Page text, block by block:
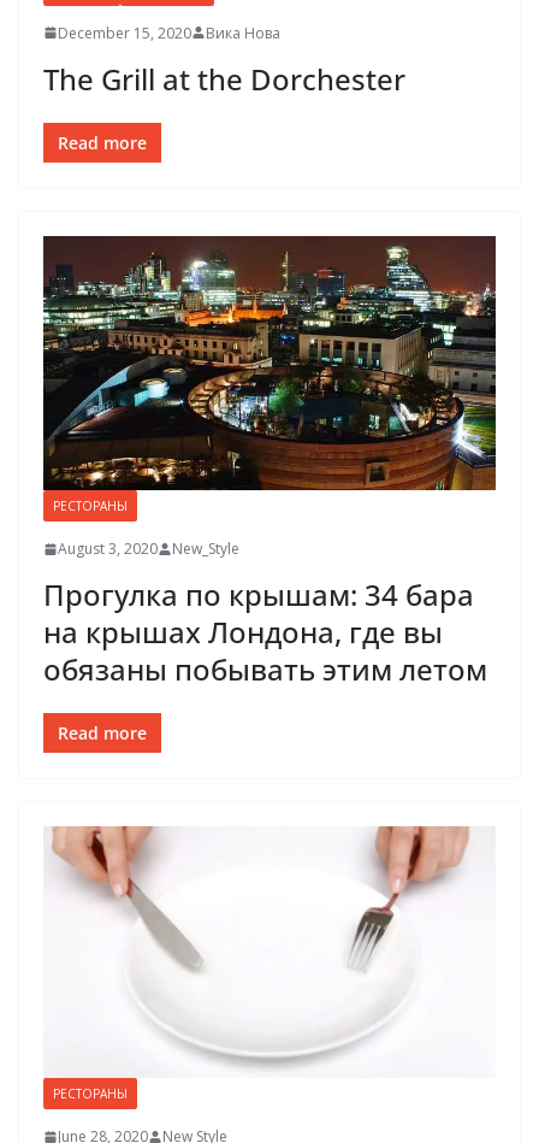
December 15, 2020 Вика Нова
The Grill at the Dorchester
Read more
РЕСТОРАНЫ
August 3, 2020 New_Style
Прогулка по крышам: 34 бара
на крышах Лондона, где вы
обязаны побывать этим летом
Read more
РЕСТОРАНЫ
June 28, 2020 New Style